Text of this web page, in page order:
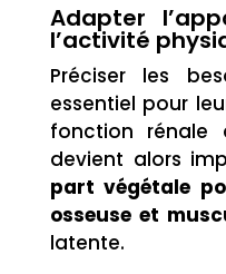
Adapter
l’activité
Préciser les
essentiel pour
fonction rénale
devient alors
part végétale
osseuse et
latente.